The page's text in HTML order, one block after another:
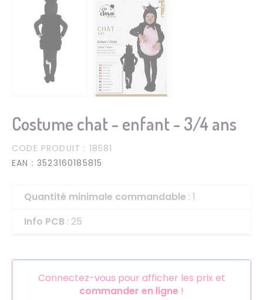
Costume chat - enfant - 3/4 ans
CODE PRODUIT : 18581
EAN : 3523160185815
Quantité minimale commandable : 1
Info PCB : 25
Connectez-vous pour afficher les prix et
commander en ligne !